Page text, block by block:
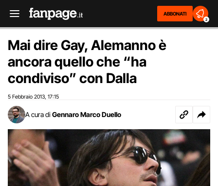
ABBONATI
2
Mai dire Gay, Alemanno è
ancora quello che “ha
condiviso” con Dalla
5 Febbraio 2013 17:15
A cura di Gennaro Marco Duello